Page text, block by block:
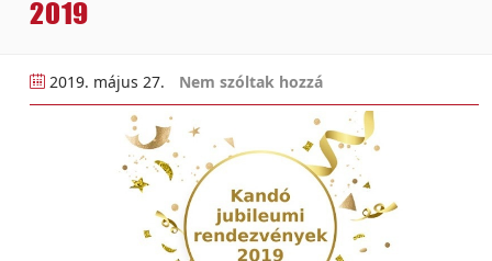
2019
2019. május 27. Nem szóltak hozzá